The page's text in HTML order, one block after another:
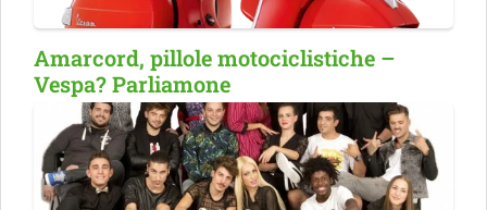
Amarcord, pillole motociclistiche –
Vespa? Parliamone